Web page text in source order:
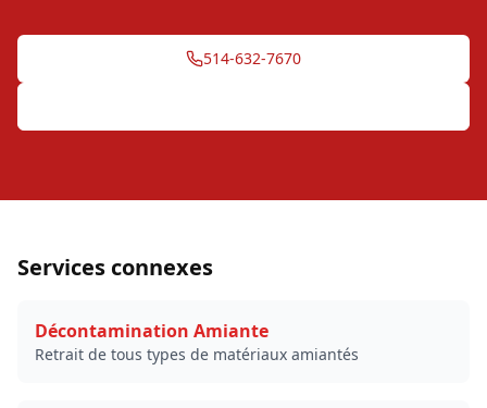
514-632-7670
Services connexes
Décontamination Amiante
Retrait de tous types de matériaux amiantés